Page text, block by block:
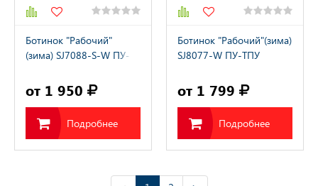
Ботинок "Рабочий"
(зима) SJ7088-S-W ПУ-
искусственный мех
от 1 950
Подробнее
Ботинок "Рабочий"(зима)
SJ8077-W ПУ-ТПУ
от 1 799
Подробнее